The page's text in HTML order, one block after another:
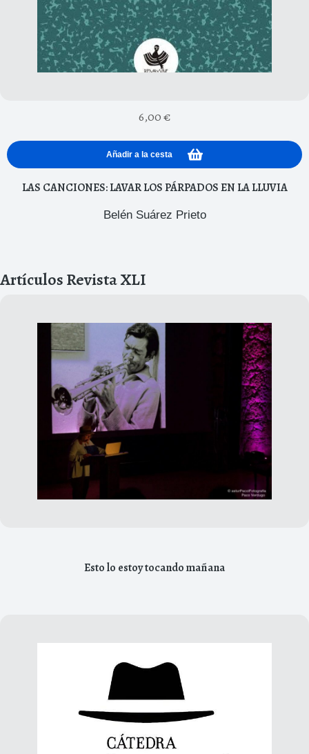
6,00€
Añadir a la cesta
LAS CANCIONES: LAVAR LOS PÁRPADOS EN LA LLUVIA
Belén Suárez Prieto
Artículos Revista XLI
Esto lo estoy tocando mañana